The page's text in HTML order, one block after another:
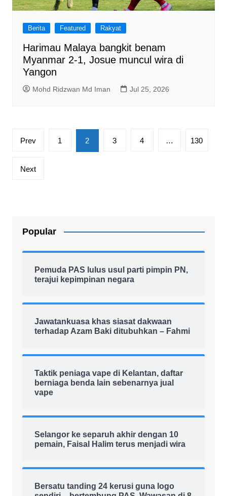
Berita Featured Rakyat
Harimau Malaya bangkit benam
Myanmar 2-1, Josue muncul wira di
Yangon
Mohd Ridzwan Md Iman Jul 25, 2026
Posts
Prev 1 2 3 4 … 130
Next
Popular
Pemuda PAS lulus usul parti pimpin PN,
terajui kepimpinan negara
Jawatankuasa khas siasat dakwaan
terhadap Azam Baki ditubuhkan – Fahmi
Taktik peniaga vape di Kelantan, daftar
berniaga benda lain sebenarnya jual
vape
Selangor ke separuh akhir dengan 10
pemain, Faisal Halim terus menjadi wira
Bersatu tanding 24 kerusi guna logo